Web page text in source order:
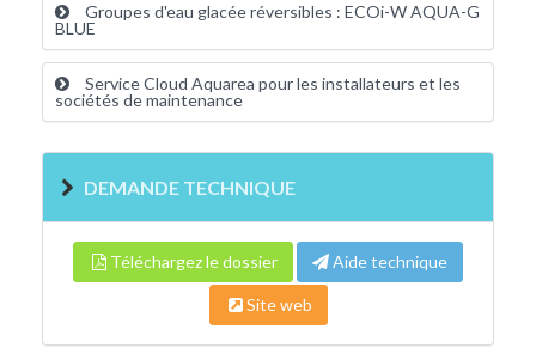
Groupes d'eau glacée réversibles : ECOi-W AQUA-G
BLUE
Service Cloud Aquarea pour les installateurs et les
sociétés de maintenance
DEMANDE TECHNIQUE
Téléchargez le dossier Aide technique
Site web